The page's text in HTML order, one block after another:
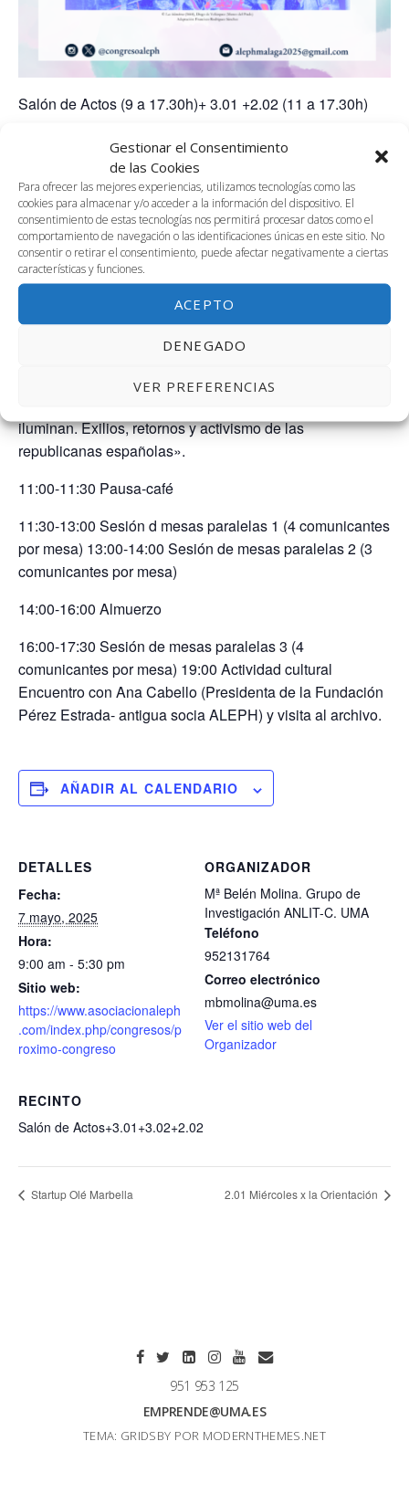
Gestionar el Consentimiento
de las Cookies
Para ofrecer las mejores experiencias, utilizamos tecnologías como las
cookies para almacenar y/o acceder a la información del dispositivo. El
consentimiento de estas tecnologías nos permitirá procesar datos como el
comportamiento de navegación o las identificaciones únicas en este sitio. No
consentir o retirar el consentimiento, puede afectar negativamente a ciertas
características y funciones.
ACEPTO
DENEGADO
VER PREFERENCIAS
Salón de Actos (9 a 17.30h)+ 3.01 +2.02 (11 a 17.30h)
XXI Congreso Internacional ALEPH: «Tejiendo la
historia literaria: recuperación del patrimonio
bibliográfico y nuevas perspectivas»
Universidad de Málaga 7, 8 y 9 de mayo de 2025
MIÉRCOLES 7 DE MAYO
9:00- 9:30 Recepción de participantes y entrega de
acreditaciones (hall del edificio)
Conferencia Plenaria Dra. Carmen de la Guardia Herrero
iluminan. Exilios, retornos y activismo de las
republicanas españolas».
11:00-11:30 Pausa-café
11:30-13:00 Sesión d mesas paralelas 1 (4 comunicantes
por mesa) 13:00-14:00 Sesión de mesas paralelas 2 (3
comunicantes por mesa)
14:00-16:00 Almuerzo
16:00-17:30 Sesión de mesas paralelas 3 (4
comunicantes por mesa) 19:00 Actividad cultural
Encuentro con Ana Cabello (Presidenta de la Fundación
Pérez Estrada- antigua socia ALEPH) y visita al archivo.
AÑADIR AL CALENDARIO
DETALLES
Fecha:
7 mayo, 2025
Hora:
9:00 am - 5:30 pm
Sitio web:
https://www.asociacionaleph
.com/index.php/congresos/p
roximo-congreso
ORGANIZADOR
Mª Belén Molina. Grupo de
Investigación ANLIT-C. UMA
Teléfono
952131764
Correo electrónico
mbmolina@uma.es
Ver el sitio web del
Organizador
RECINTO
Salón de Actos+3.01+3.02+2.02
Startup Olé Marbella 2.01 Miércoles x la Orientación
951 953 125
EMPRENDE@UMA.ES
TEMA: GRIDSBY POR MODERNTHEMES.NET